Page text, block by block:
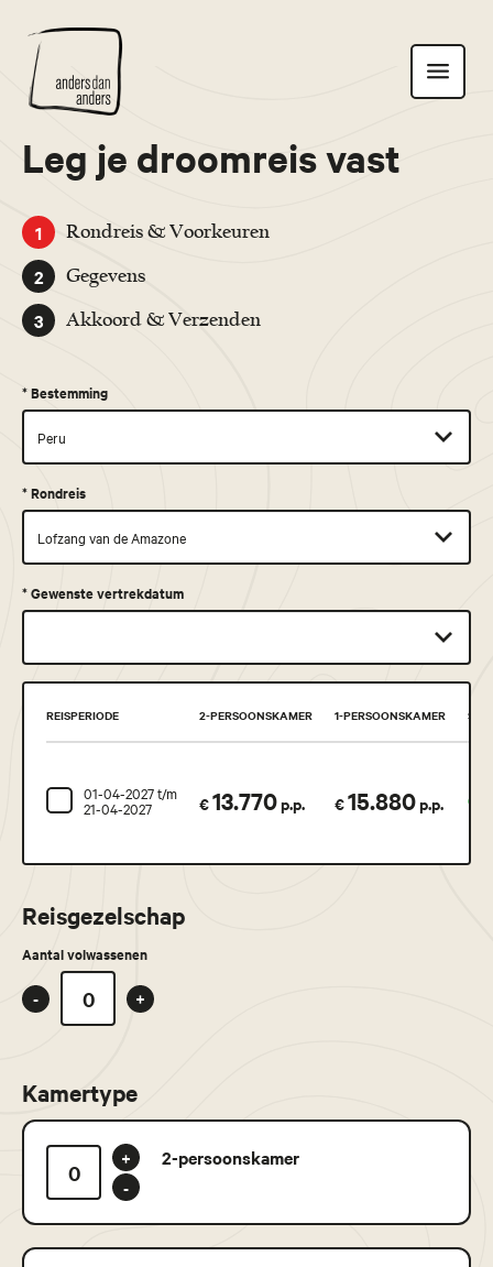
Anders
dan
Anders
Toon
navigatie
Leg je droomreis vast
1 Rondreis & Voorkeuren
2 Gegevens
3 Akkoord & Verzenden
*Bestemming
*Rondreis
*Gewenste vertrekdatum
REISPERIODE 2-PERSOONSKAMER 1-PERSOONSKAMER
01-04-2027 t/m
21-04-2027 €13.770p.p. €15.880p.p.
Reisgezelschap
Aantal volwassenen
- +
Kamertype
+
-
2-persoonskamer